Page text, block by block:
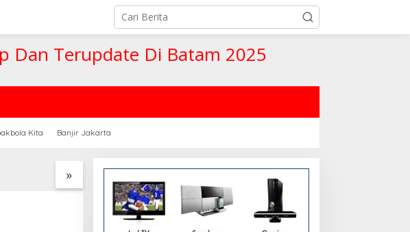
Dan Terupdate Di Batam 2025
Kita Banjir Jakarta
»
Jadi
Klub Arab Saudi Rekrut
Sepakbola Dunia
Champions 2025!”